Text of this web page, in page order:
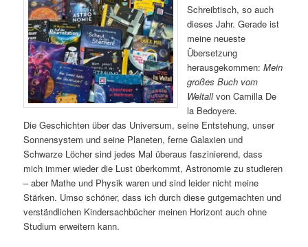
Schreibtisch, so auch
dieses Jahr. Gerade ist
meine neueste
Übersetzung
herausgekommen:Mein
großes Buch vom
Weltallvon Camilla De
la Bedoyere.
Die Geschichten über das Universum, seine Entstehung, unser
Sonnensystem und seine Planeten, ferne Galaxien und
Schwarze Löcher sind jedes Mal überaus faszinierend, dass
mich immer wieder die Lust überkommt, Astronomie zu studieren
– aber Mathe und Physik waren und sind leider nicht meine
Stärken. Umso schöner, dass ich durch diese gutgemachten und
verständlichen Kindersachbücher meinen Horizont auch ohne
Studium erweitern kann.